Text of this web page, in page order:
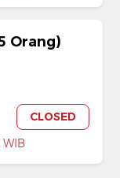
Orang)
CLOSED
WIB